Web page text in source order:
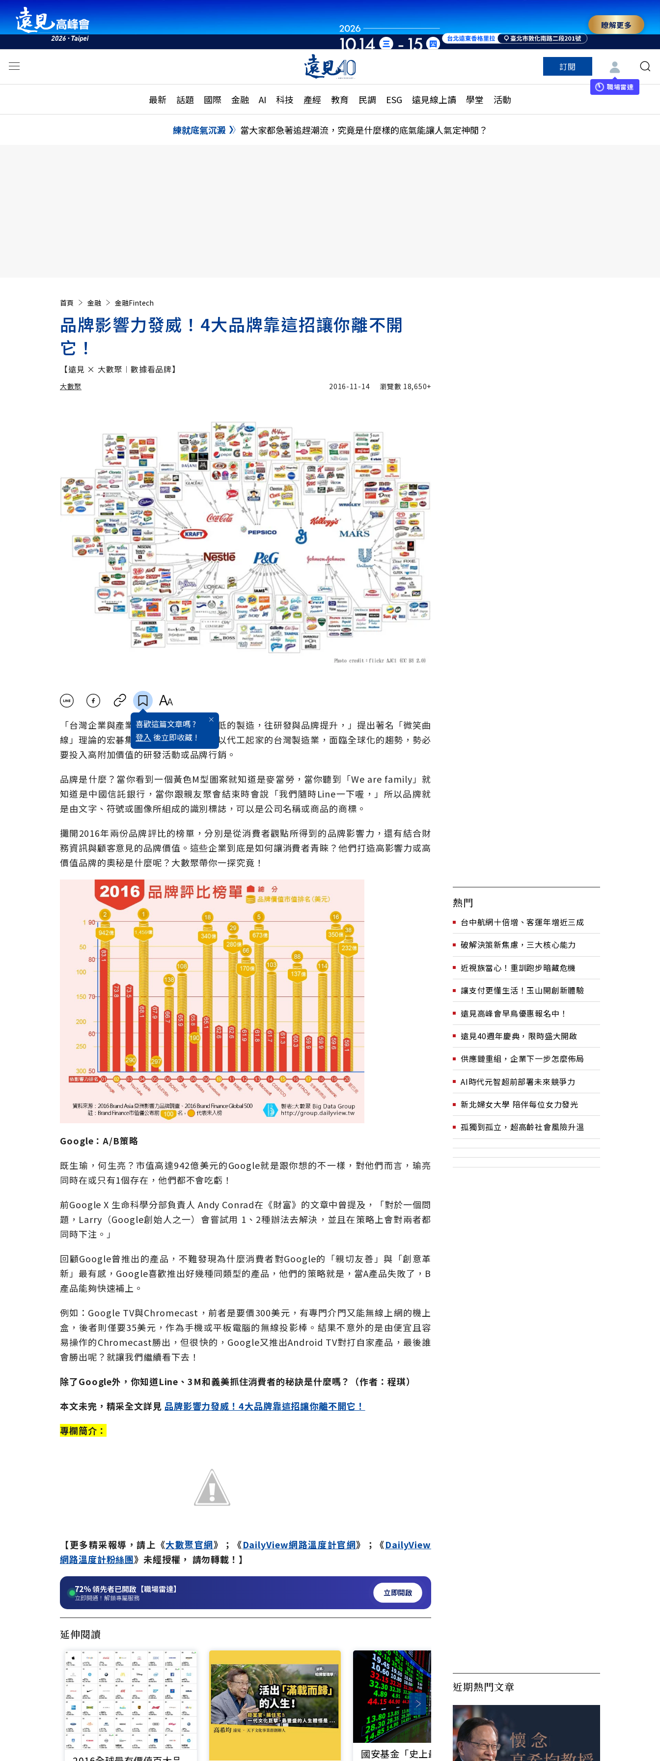
瞭解更多
訂閱
職場雷達
最新 話題 國際 金融 AI 科技 產經 教育 民調 ESG 遠見線上讀 學堂 活動
活動
話題
國際
特輯
大學升學、職涯攻略
縣市施政調查全解析
民調
更多訂閱方案
特色頻道
練就底氣沉澱 當大家都急著追趕潮流，究竟是什麼樣的底氣能讓人氣定神閒？
首頁 金融 金融Fintech
品牌影響力發威！4大品牌靠這招讓你離不開
它！
【遠見 × 大數聚︱數據看品牌】
大數聚 2016-11-14 瀏覽數 18,650+
喜歡這篇文章嗎 ?
登入 後立即收藏 !
「台灣企業與產業的發展，由附加價值低的製造，往研發與品牌提升，」提出著名「微笑曲
線」理論的宏碁集團董事長施振榮說。以代工起家的台灣製造業，面臨全球化的趨勢，勢必
要投入高附加價值的研發活動或品牌行銷。
品牌是什麼？當你看到一個黃色M型圖案就知道是麥當勞，當你聽到「We are family」就
知道是中國信託銀行，當你跟親友聚會結束時會說「我們隨時Line一下喔，」所以品牌就
是由文字、符號或圖像所組成的識別標誌，可以是公司名稱或商品的商標。
攤開2016年兩份品牌評比的榜單，分別是從消費者觀點所得到的品牌影響力，還有結合財
務資訊與顧客意見的品牌價值。這些企業到底是如何讓消費者青睞？他們打造高影響力或高
價值品牌的奧秘是什麼呢？大數聚帶你一探究竟！
Google：A/B策略
既生瑜，何生亮？市值高達942億美元的Google就是跟你想的不一樣，對他們而言，瑜亮
同時在或只有1個存在，他們都不會吃虧！
前Google X 生命科學分部負責人 Andy Conrad在《財富》的文章中曾提及，「對於一個問
題，Larry（Google創始人之一）會嘗試用 1、2種辦法去解決，並且在策略上會對兩者都
同時下注。」
回顧Google曾推出的產品，不難發現為什麼消費者對Google的「親切友善」與「創意革
新」最有感，Google喜歡推出好幾種同類型的產品，他們的策略就是，當A產品失敗了，B
產品能夠快速補上。
例如：Google TV與Chromecast，前者是要價300美元，有專門介門又能無線上網的機上
盒，後者則僅要35美元，作為手機或平板電腦的無線投影棒。結果不意外的是由便宜且容
易操作的Chromecast勝出，但很快的，Google又推出Android TV對打自家產品，最後誰
會勝出呢？就讓我們繼續看下去！
除了Google外，你知道Line、3M和義美抓住消費者的秘訣是什麼嗎？（作者：程琪）
本文未完，精采全文詳見 品牌影響力發威！4大品牌靠這招讓你離不開它！
專欄簡介：
【更多精采報導，請上《大數聚官網》；《DailyView網路溫度計官網》；《DailyView
網路溫度計粉絲團》未經授權， 請勿轉載！】
72%領先者已開啟【職場雷達】
立即開通！解鎖專屬服務
立即開啟
延伸閱讀
國安基金「史上最長護盤」
熱門
台中航網十倍增、客運年增近三成
破解決策新焦慮，三大核心能力
近視族當心！重訓跑步暗藏危機
讓支付更懂生活！玉山開創新體驗
遠見高峰會早鳥優惠報名中！
遠見40週年慶典，限時盛大開啟
供應鏈重組，企業下一步怎麼佈局
AI時代元智超前部署未來競爭力
新北婦女大學 陪伴每位女力發光
孤獨到孤立，超高齡社會風險升溫
近期熱門文章